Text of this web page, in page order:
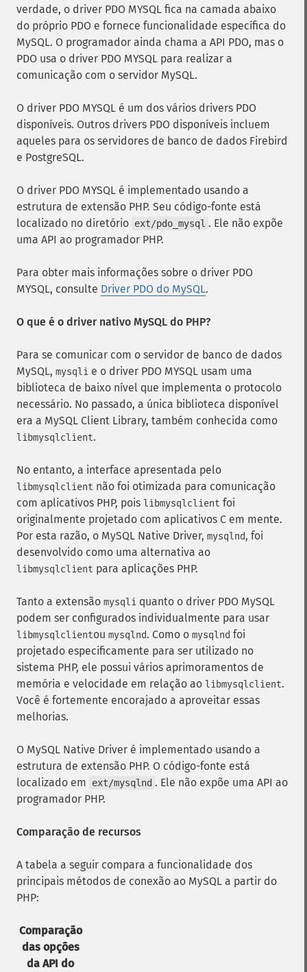
verdade, o driver PDO MYSQL fica na camada abaixo
do próprio PDO e fornece funcionalidade específica do
MySQL. O programador ainda chama a API PDO, mas o
PDO usa o driver PDO MYSQL para realizar a
comunicação com o servidor MySQL.
O driver PDO MYSQL é um dos vários drivers PDO
disponíveis. Outros drivers PDO disponíveis incluem
aqueles para os servidores de banco de dados Firebird
e PostgreSQL.
O driver PDO MYSQL é implementado usando a
estrutura de extensão PHP. Seu código-fonte está
localizado no diretório ext/pdo_mysql . Ele não expõe
uma API ao programador PHP.
Para obter mais informações sobre o driver PDO
MYSQL, consulte Driver PDO do MySQL.
O que é o driver nativo MySQL do PHP?
Para se comunicar com o servidor de banco de dados
MySQL, mysqli e o driver PDO MYSQL usam uma
biblioteca de baixo nível que implementa o protocolo
necessário. No passado, a única biblioteca disponível
era a MySQL Client Library, também conhecida como
libmysqlclient.
No entanto, a interface apresentada pelo
libmysqlclient não foi otimizada para comunicação
com aplicativos PHP, pois libmysqlclient foi
originalmente projetado com aplicativos C em mente.
Por esta razão, o MySQL Native Driver, mysqlnd, foi
desenvolvido como uma alternativa ao
libmysqlclient para aplicações PHP.
Tanto a extensão mysqli quanto o driver PDO MySQL
podem ser configurados individualmente para usar
libmysqlclientou mysqlnd. Como o mysqlnd foi
projetado especificamente para ser utilizado no
sistema PHP, ele possui vários aprimoramentos de
memória e velocidade em relação ao libmysqlclient.
Você é fortemente encorajado a aproveitar essas
melhorias.
O MySQL Native Driver é implementado usando a
estrutura de extensão PHP. O código-fonte está
localizado em
ext/mysqlnd . Ele não expõe uma API ao
programador PHP.
Comparação de recursos
A tabela a seguir compara a funcionalidade dos
principais métodos de conexão ao MySQL a partir do
PHP:
Comparação
das opções
da API do